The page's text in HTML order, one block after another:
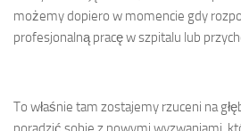
możemy dopiero w momencie gdy
profesjonalną pracę w szpitalu lub
To właśnie tam zostajemy rzuceni na